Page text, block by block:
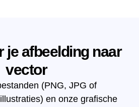
je afbeelding naar
vector
(PNG, JPG of
en onze grafische